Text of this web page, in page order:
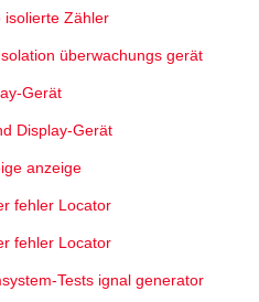
isolierte Zähler
überwachungs gerät
Gerät
Display-Gerät
anzeige
fehler Locator
fehler Locator
Tests ignal generator